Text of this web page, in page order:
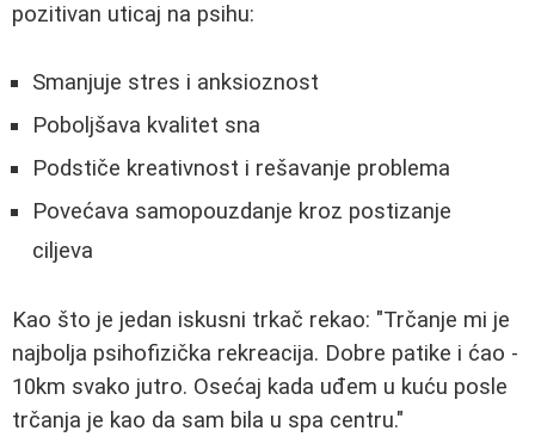
pozitivan uticaj na psihu:
Smanjuje stres i anksioznost
Poboljšava kvalitet sna
Podstiče kreativnost i rešavanje problema
Povećava samopouzdanje kroz postizanje
ciljeva
Kao što je jedan iskusni trkač rekao: "Trčanje mi je
najbolja psihofizička rekreacija. Dobre patike i ćao -
10km svako jutro. Osećaj kada uđem u kuću posle
trčanja je kao da sam bila u spa centru."